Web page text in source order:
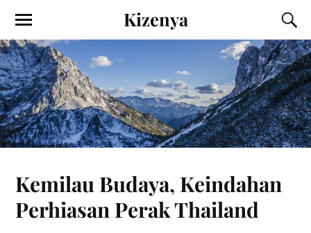
Kizenya
Kemilau Budaya, Keindahan
Perhiasan Perak Thailand